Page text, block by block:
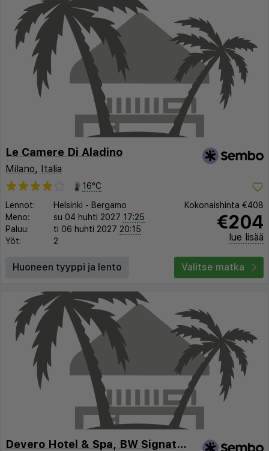
Le Camere Di Aladino
Milano, Italia
16°C
Lennot:
Helsinki - Bergamo
Meno:
su 04 huhti 2027 17:25
Paluu:
ti 06 huhti 2027 20:15
Yöt:
2
Kokonaishinta €408
€204
lue lisää
Huoneen tyyppi ja lento Valitse matka
Devero Hotel & Spa, BW Signature Collection